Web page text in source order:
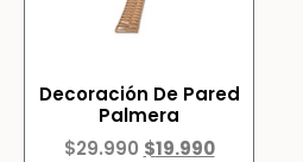
Decoración De Pared
Palmera
$29.990 $19.990